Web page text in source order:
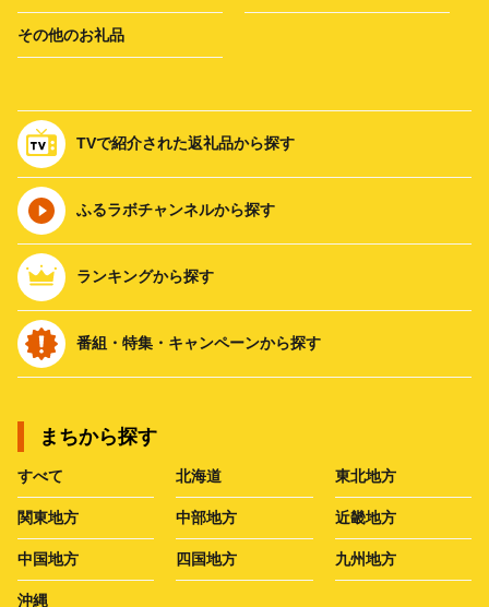
その他のお礼品
TVで紹介された返礼品から探す
ふるラボチャンネルから探す
ランキングから探す
番組・特集・キャンペーンから探す
まちから探す
すべて 北海道 東北地方
関東地方 中部地方 近畿地方
中国地方 四国地方 九州地方
沖縄